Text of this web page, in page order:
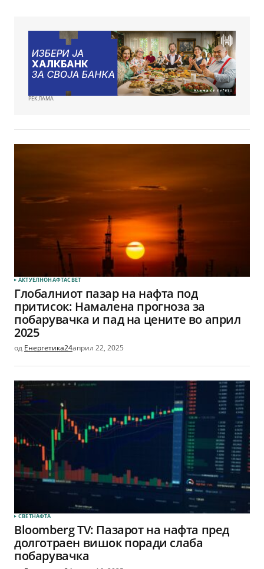
РЕКЛАМА
АКТУЕЛНОНАФТАСВЕТ
Глобалниот пазар на нафта под
притисок: Намалена прогноза за
побарувачка и пад на цените во април
2025
од Енергетика24април 22, 2025
СВЕТНАФТА
Bloomberg TV: Пазарот на нафта пред
долготраен вишок поради слаба
побарувачкa